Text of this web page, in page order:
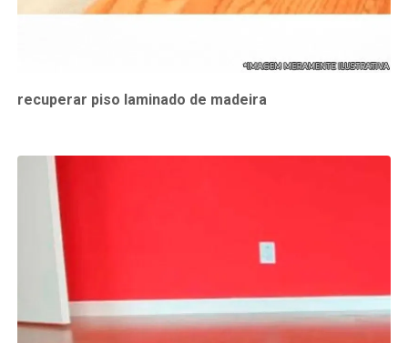
recuperar piso laminado de madeira